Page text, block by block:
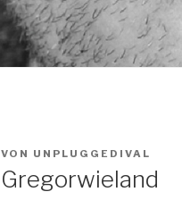
VON UNPLUGGEDIVAL
Gregorwieland